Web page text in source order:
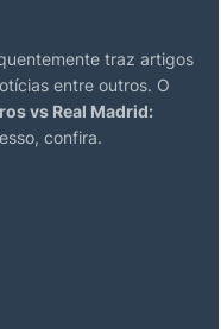
traz artigos
entre outros. O
vs Real Madrid:
confira.